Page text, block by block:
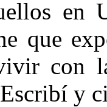
en
que
con
y